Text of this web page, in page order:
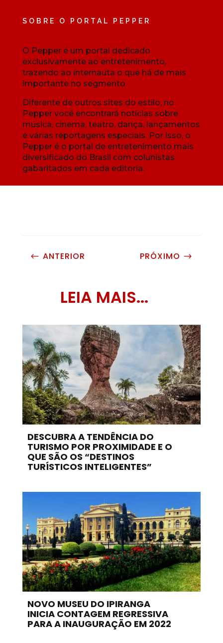
SOBRE O PORTAL PEPPER
O Pepper é um portal dedicado
exclusivamente ao entretenimento,
trazendo ao internauta o que há de mais
importante no segmento.
Diferente de outros sites do estilo, no
Pepper você encontrará notícias sobre
música, cinema, teatro, dança, lançamentos
e várias reportagens especiais. Por isso, o
Pepper é o portal de entretenimento mais
diversificado do Brasil com colunistas
gabaritados em cada editoria.
# ANTERIOR PRÓXIMO $
LEIA MAIS...
DESCUBRA A TENDÊNCIA DO
TURISMO POR PROXIMIDADE E O
QUE SÃO OS “DESTINOS
TURÍSTICOS INTELIGENTES”
NOVO MUSEU DO IPIRANGA
INICIA CONTAGEM REGRESSIVA
PARA A INAUGURAÇÃO EM 2022